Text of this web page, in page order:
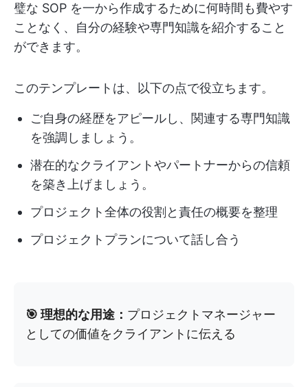
璧な SOP を一から作成するために何時間も費やす
ことなく、自分の経験や専門知識を紹介すること
ができます。
このテンプレートは、以下の点で役立ちます。
ご自身の経歴をアピールし、関連する専門知識
を強調しましょう。
潜在的なクライアントやパートナーからの信頼
を築き上げましょう。
プロジェクト全体の役割と責任の概要を整理
プロジェクトプランについて話し合う
🎯 理想的な用途： プロジェクトマネージャー
としての価値をクライアントに伝える